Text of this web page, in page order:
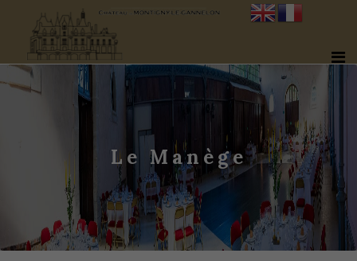
Le Manège